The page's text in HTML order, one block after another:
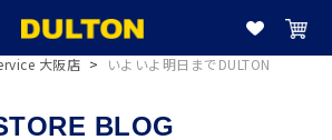
大阪店 >
いよいよ明日までDULTON
BLOG